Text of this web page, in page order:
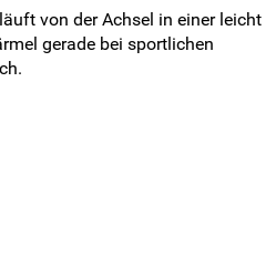
von der Achsel in einer leicht
gerade bei sportlichen